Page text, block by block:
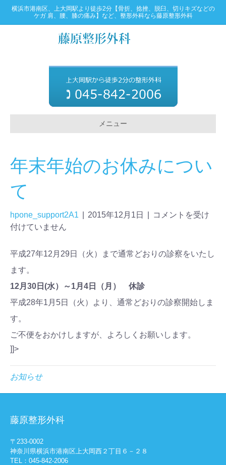
横浜市港南区、上大岡駅より徒歩2分【骨折、捻挫、脱臼、切りキズなどの
ケガ 肩、腰、膝の痛み】など、整形外科なら藤原整形外科
メニュー
年末年始のお休みについ
て
hpone_support2A1 2015年12月1日
コメントを受け
付けていません
平成27年12月29日（火）まで通常どおりの診察をいたし
ます。
12月30日(水）～1月4日（月） 休診
平成28年1月5日（火）より、通常どおりの診察開始しま
す。
ご不便をおかけしますが、よろしくお願いします。
]]>
お知らせ
藤原整形外科
〒233-0002
神奈川県横浜市港南区上大岡西２丁目６－２８
TEL：045-842-2006